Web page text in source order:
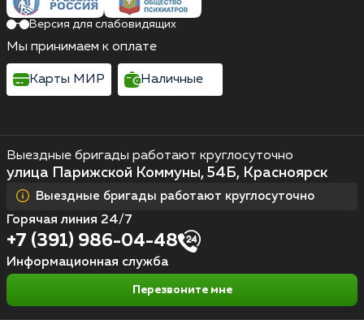
Выездные бригады работают круглосуточно
улица Парижской Коммуны, 54Б, Красноярск
Выездные бригады работают круглосуточно
Горячая линия 24/7
+7 (391) 986-04-48
Информационная служба
Перезвоните мне
Версия для слабовидящих
Мы принимаем к оплате
Карты МИР Наличные